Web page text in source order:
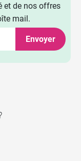
et de nos offres
mail.
Envoyer